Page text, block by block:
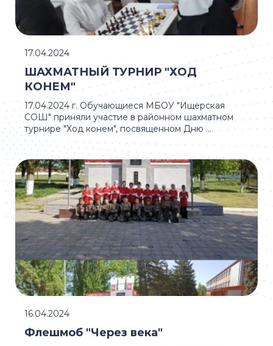
17.04.2024 г. Обучающиеся МБОУ "Ищерская
СОШ" приняли участие в районном шахматном
турнире "Ход конем", посвященном Дню ...
ШАХМАТНЫЙ ТУРНИР "ХОД
КОНЕМ"
17.04.2024
Флешмоб "Через века"
16.04.2024